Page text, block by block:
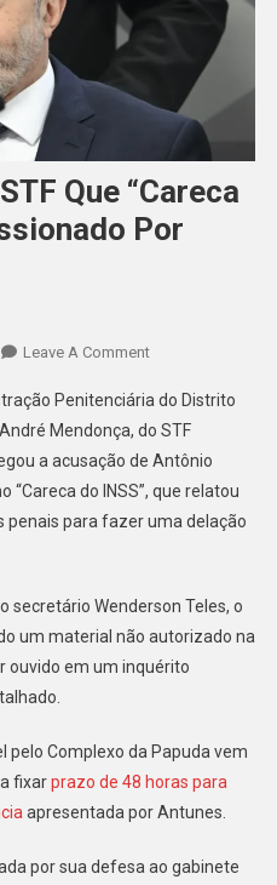
Que “Careca
Por
Leave A CommentOn
Nega
Ao
STF
Que
“Careca
Foi
Pressionado
Por
Penitenciária do Distrito
Mendonça, do STF
a acusação de Antônio
do INSS”, que relatou
penais para fazer uma delação
secretário Wenderson Teles, o
um material não autorizado na
ouvido em um inquérito
pelo Complexo da Papuda vem
fixarprazo de 48 horas para
apresentada por Antunes.
por sua defesa ao gabinete